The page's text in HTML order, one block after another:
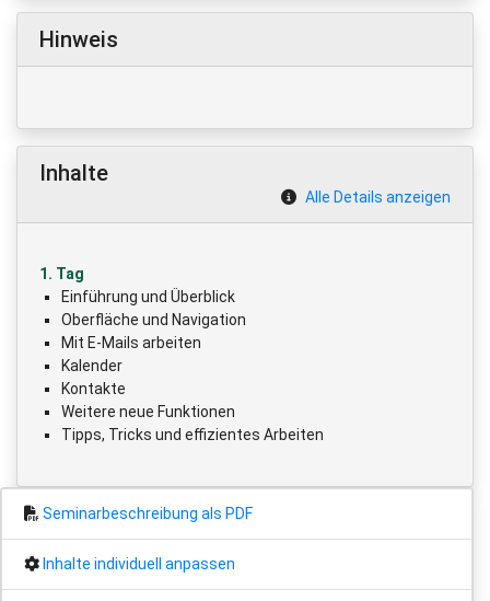
Hinweis
Inhalte
Alle Details anzeigen
1. Tag
Einführung und Überblick
Oberfläche und Navigation
Mit E-Mails arbeiten
Kalender
Kontakte
Weitere neue Funktionen
Tipps, Tricks und effizientes Arbeiten
Seminarbeschreibung als PDF
Inhalte individuell anpassen